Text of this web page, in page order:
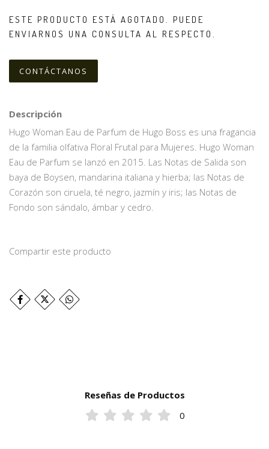
ESTE PRODUCTO ESTÁ AGOTADO. PUEDE
ENVIARNOS UNA CONSULTA AL RESPECTO.
CONTÁCTANOS
Descripción
Hugo Woman Eau de Parfum de Hugo Boss es una fragancia
de la familia olfativa Floral Frutal para Mujeres. Hugo Woman
Eau de Parfum se lanzó en 2015. Las Notas de Salida son
baya de Boysen, mandarina italiana y hierba; las Notas de
Corazón son ciruela, té negro, jazmín y iris; las Notas de
Fondo son sándalo, ámbar y cedro.
Compartir este producto
Reseñas de Productos
0